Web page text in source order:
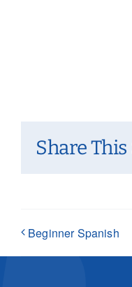
Share
Beginner Spanish